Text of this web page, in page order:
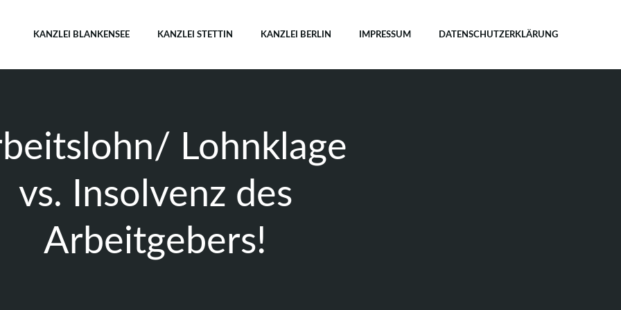
KANZLEI BLANKENSEE KANZLEI STETTIN KANZLEI BERLIN IMPRESSUM DATENSCHUTZERKLÄRUNG
Lohnklage
vs. Insolvenz des
Arbeitgebers!